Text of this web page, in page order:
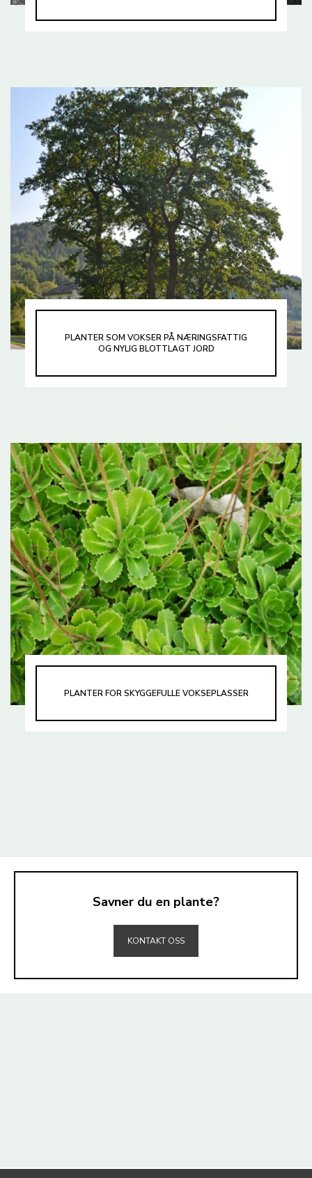
PLANTER SOM VOKSER PÅ NÆRINGSFATTIG
OG NYLIG BLOTTLAGT JORD
PLANTER FOR SKYGGEFULLE VOKSEPLASSER
Savner du en plante?
KONTAKT OSS